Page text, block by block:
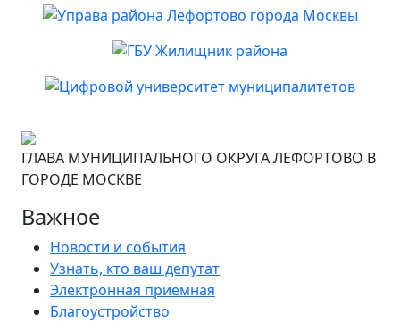
ГЛАВА МУНИЦИПАЛЬНОГО ОКРУГА ЛЕФОРТОВО В
ГОРОДЕ МОСКВЕ
Важное
Новости и события
Узнать, кто ваш депутат
Электронная приемная
Благоустройство